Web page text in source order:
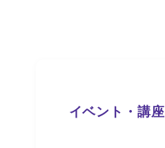
イベント・講座